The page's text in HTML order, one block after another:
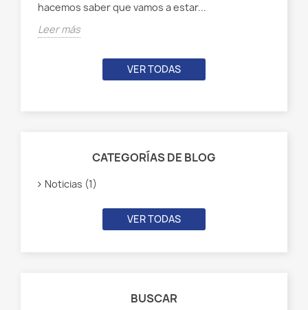
hacemos saber que vamos a estar...
Leer más
VER TODAS
CATEGORÍAS DE BLOG
Noticias (1)
VER TODAS
BUSCAR